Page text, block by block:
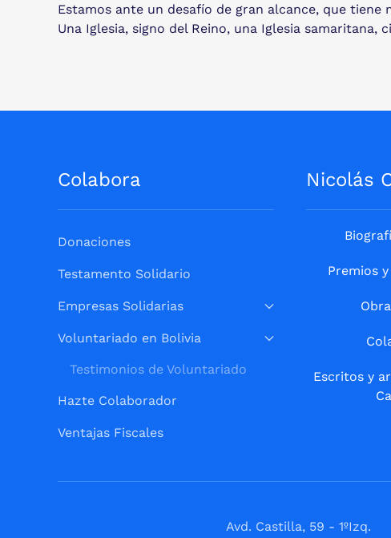
Estamos ante un desafío de gran alcance, que
Una Iglesia, signo del Reino, una Iglesia
Colabora
Donaciones
Testamento Solidario
Empresas Solidarias
Voluntariado en Bolivia
Testimonios de Voluntariado
Hazte Colaborador
Ventajas Fiscales
Nicolás
Premios
Escritos y
Avd. Castilla, 59 - 1ºIzq.